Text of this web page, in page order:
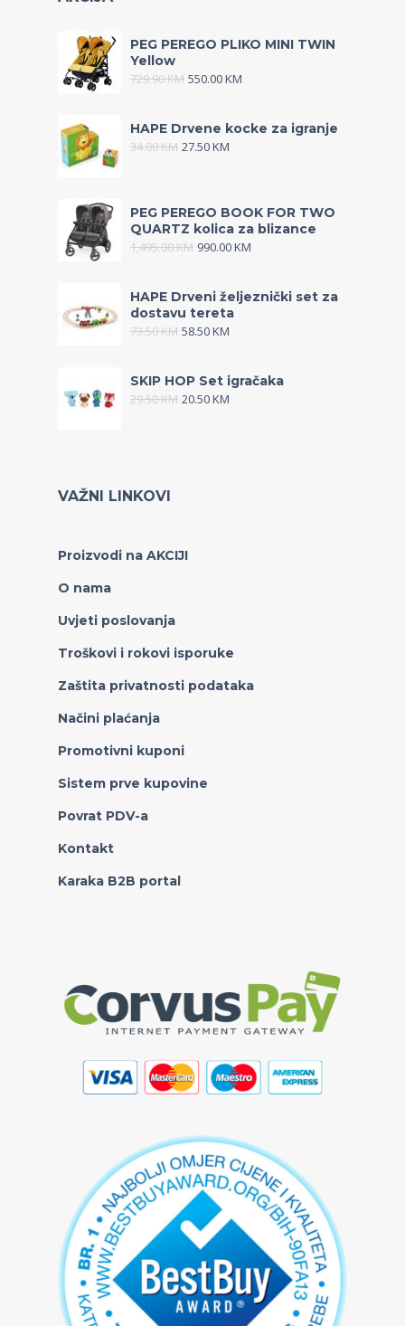
PEG PEREGO PLIKO MINI TWIN
Yellow
729.90KM 550.00KM
HAPE Drvene kocke za igranje
34.00KM 27.50KM
PEG PEREGO BOOK FOR TWO
QUARTZ kolica za blizance
1,495.00KM 990.00KM
HAPE Drveni željeznički set za
dostavu tereta
73.50KM 58.50KM
SKIP HOP Set igračaka
29.50KM 20.50KM
VAŽNI LINKOVI
Proizvodi na AKCIJI
O nama
Uvjeti poslovanja
Troškovi i rokovi isporuke
Zaštita privatnosti podataka
Načini plaćanja
Promotivni kuponi
Sistem prve kupovine
Povrat PDV-a
Kontakt
Karaka B2B portal